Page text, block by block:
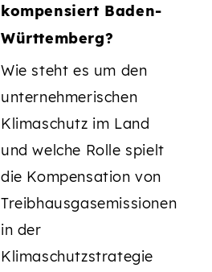
kompensiert Baden-
Württemberg?
Wie steht es um den
unternehmerischen
Klimaschutz im Land
und welche Rolle spielt
die Kompensation von
Treibhausgasemissionen
in der
Klimaschutzstrategie